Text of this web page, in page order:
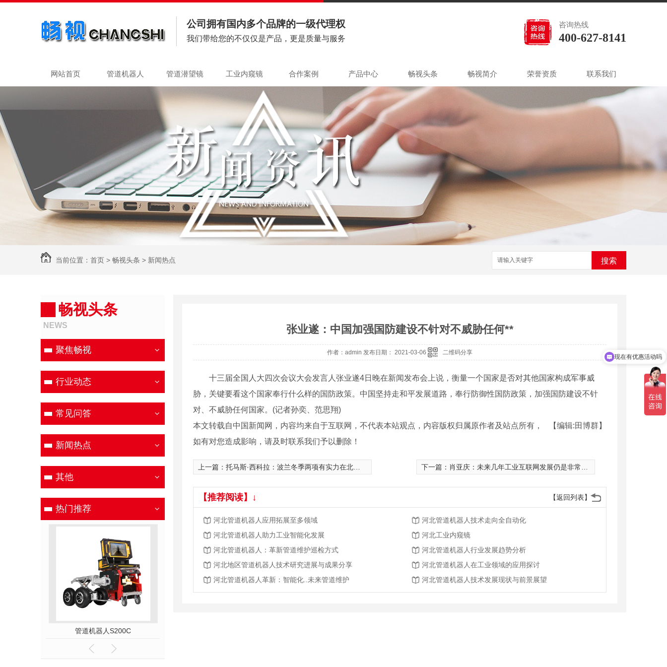
公司拥有国内多个品牌的一级代理权
我们带给您的不仅仅是产品，更是质量与服务
咨询热线
400-627-8141
网站首页 管道机器人 管道潜望镜 工业内窥镜 合作案例 产品中心 畅视头条 畅视简介 荣誉资质 联系我们
当前位置： 首页 > 畅视头条 > 新闻热点 搜索
畅视头条
NEWS
聚焦畅视
行业动态
常见问答
新闻热点
其他
热门推荐
管道机器人S200C
张业遂：中国加强国防建设不针对不威胁任何**
作者：admin 发布日期： 2021-03-06 二维码分享
十三届全国人大四次会议大会发言人张业遂4日晚在新闻发布会上说，衡量一个国家是否对其他国家构成军事威
胁，关键要看这个国家奉行什么样的国防政策。中国坚持走和平发展道路，奉行防御性国防政策，加强国防建设不针
对、不威胁任何国家。(记者孙奕、范思翔)
【编辑:田博群】
本文转载自中国新闻网，内容均来自于互联网，不代表本站观点，内容版权归属原作者及站点所有，
如有对您造成影响，请及时联系我们予以删除！
上一篇： 托马斯·西科拉：波兰冬季两项有实力在北京夺牌 下一篇： 肖亚庆：未来几年工业互联网发展仍是非常关键的时期
【返回列表】
【推荐阅读】↓
河北管道机器人应用拓展至多领域
河北管道机器人技术走向全自动化
河北管道机器人助力工业智能化发展
河北工业内窥镜
河北管道机器人：革新管道维护巡检方式
河北管道机器人行业发展趋势分析
河北地区管道机器人技术研究进展与成果分享
河北管道机器人在工业领域的应用探讨
河北管道机器人革新：智能化..未来管道维护
河北管道机器人技术发展现状与前景展望
现在有优惠活动吗